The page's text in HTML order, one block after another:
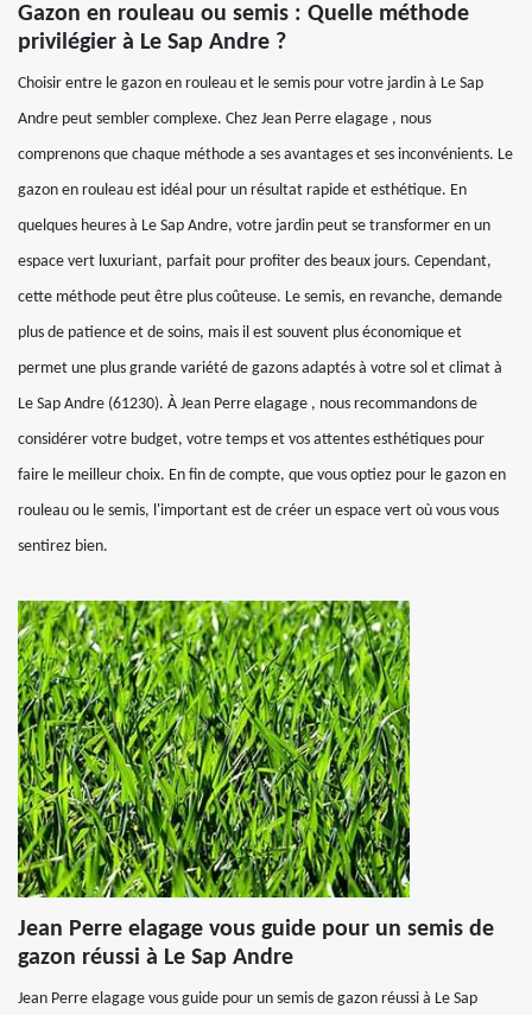
Gazon en rouleau ou semis : Quelle méthode
privilégier à Le Sap Andre ?
Choisir entre le gazon en rouleau et le semis pour votre jardin à Le Sap
Andre peut sembler complexe. Chez Jean Perre elagage , nous
comprenons que chaque méthode a ses avantages et ses inconvénients. Le
gazon en rouleau est idéal pour un résultat rapide et esthétique. En
quelques heures à Le Sap Andre, votre jardin peut se transformer en un
espace vert luxuriant, parfait pour profiter des beaux jours. Cependant,
cette méthode peut être plus coûteuse. Le semis, en revanche, demande
plus de patience et de soins, mais il est souvent plus économique et
permet une plus grande variété de gazons adaptés à votre sol et climat à
Le Sap Andre (61230). À Jean Perre elagage , nous recommandons de
considérer votre budget, votre temps et vos attentes esthétiques pour
faire le meilleur choix. En fin de compte, que vous optiez pour le gazon en
rouleau ou le semis, l'important est de créer un espace vert où vous vous
sentirez bien.
Jean Perre elagage vous guide pour un semis de
gazon réussi à Le Sap Andre
Jean Perre elagage vous guide pour un semis de gazon réussi à Le Sap